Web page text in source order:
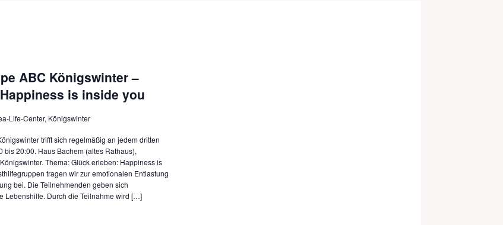
ABC Königswinter –
is inside you
Life-Center, Königswinter
trifft sich regelmäßig an jedem dritten
bis 20:00. Haus Bachem (altes Rathaus),
Thema: Glück erleben: Happiness is
tragen wir zur emotionalen Entlastung
bei. Die Teilnehmenden geben sich
Lebenshilfe. Durch die Teilnahme wird […]